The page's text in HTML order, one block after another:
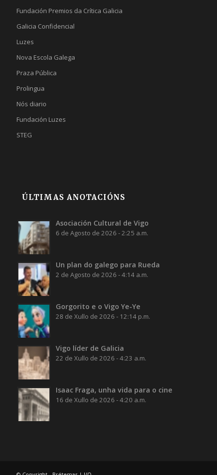
Fundación Premios da Crítica Galicia
Galicia Confidencial
Luzes
Nova Escola Galega
Praza Pública
Prolingua
Nós diario
Fundación Luzes
STEG
ÚLTIMAS ANOTACIÓNS
Asociación Cultural de Vigo
6 de Agosto de 2026 - 2:25 a.m.
Un plan do galego para Rueda
2 de Agosto de 2026 - 4:14 a.m.
Gorgorito e o Vigo Ye-Ye
28 de Xullo de 2026 - 12:14 p.m.
Vigo líder de Galicia
22 de Xullo de 2026 - 4:23 a.m.
Isaac Fraga, unha vida para o cine
16 de Xullo de 2026 - 4:20 a.m.